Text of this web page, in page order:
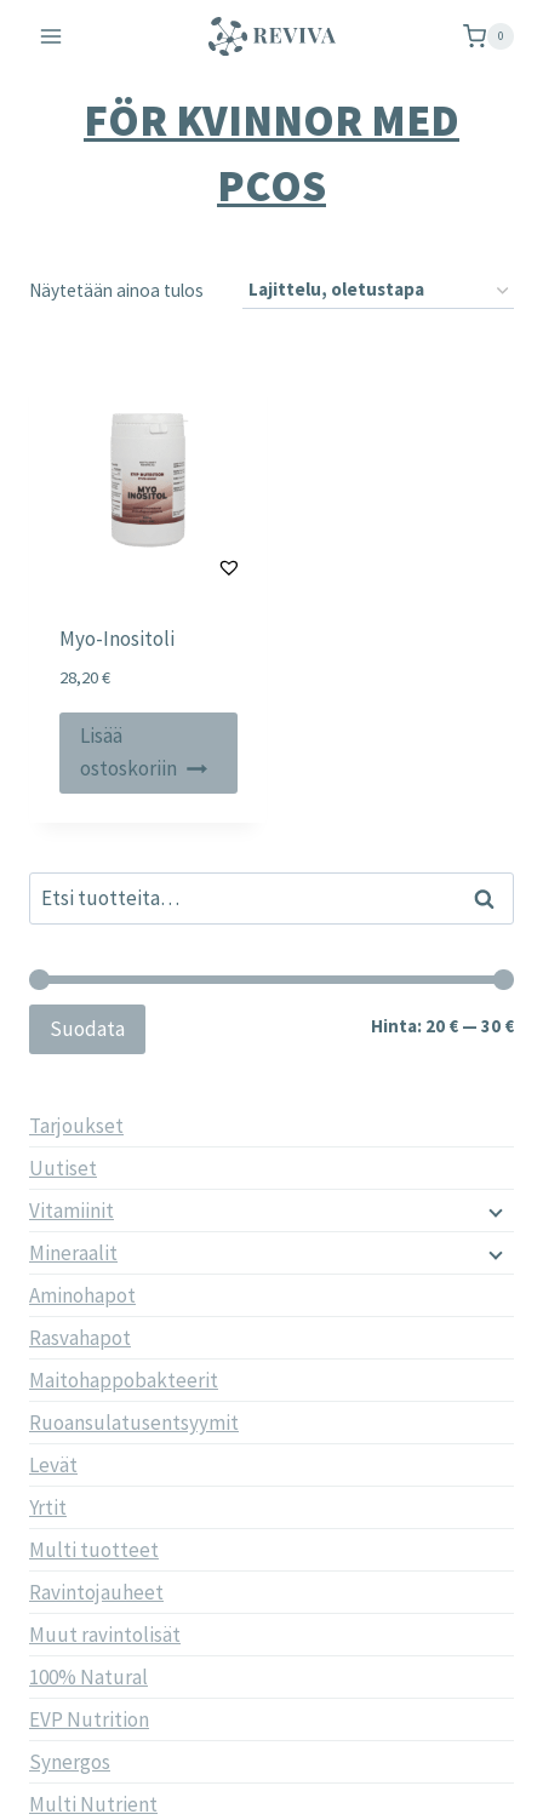
sisältöön
0
FÖR KVINNOR MED
PCOS
Näytetään ainoa tulos
Myo-Inositoli
28,20€
Lisää
ostoskoriin
Etsi: Haku
Suodata Hinta: 20 € — 30 €
Tarjoukset
Uutiset
Vitamiinit
Mineraalit
Aminohapot
Rasvahapot
Maitohappobakteerit
Ruoansulatusentsyymit
Levät
Yrtit
Multi tuotteet
Ravintojauheet
Muut ravintolisät
100% Natural
EVP Nutrition
Synergos
Multi Nutrient